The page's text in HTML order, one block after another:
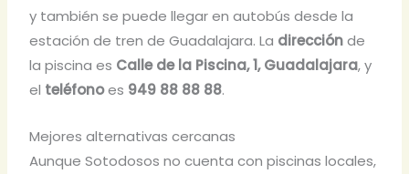
y también se puede llegar en autobús desde la
estación de tren de Guadalajara. La direcciónde
la piscina es Calle de la Piscina, 1, Guadalajara, y
el teléfonoes 949 88 88 88.
Mejores alternativas cercanas
Aunque Sotodosos no cuenta con piscinas locales,